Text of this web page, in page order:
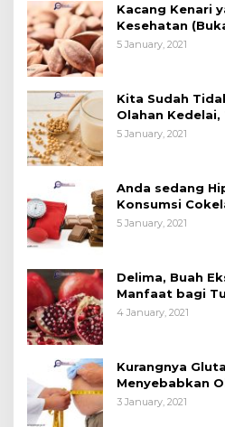
Kacang Kenari
Kesehatan
Kue)
5 January, 2021
Kita Sudah
Olahan Kedelai,
Manfaatnya
5 January, 2021
Anda sedang
Konsumsi
5 January, 2021
Delima, Buah
Manfaat bagi
4 January, 2021
Kurangnya
Menyebabkan
3 January, 2021